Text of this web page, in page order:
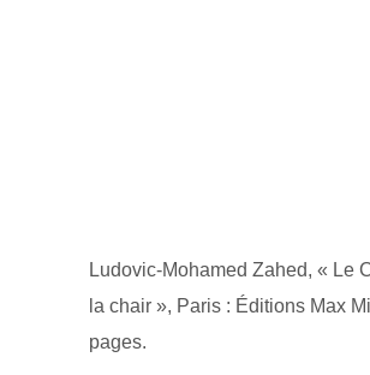
Ludovic-Mohamed Zahed, « Le
la chair », Paris : Éditions Max
pages.